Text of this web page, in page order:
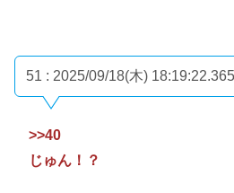
51 : 2025/09/18(木) 18:19:22.365
>>40
じゅん！？